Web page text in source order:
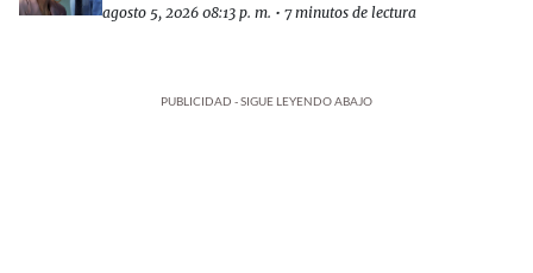
agosto 5, 2026 08:13 p. m. • 7 minutos de lectura
PUBLICIDAD - SIGUE LEYENDO ABAJO